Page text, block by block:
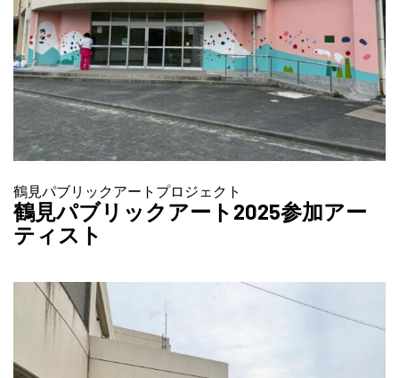
鶴見パブリックアートプロジェクト
鶴見パブリックアート2025参加アー
ティスト